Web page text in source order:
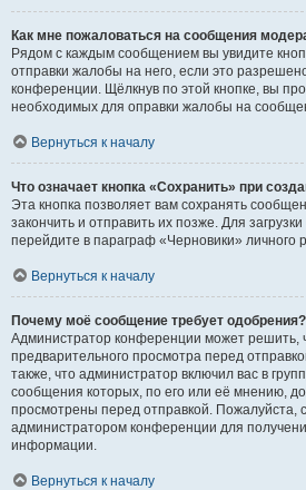
Как мне пожаловаться на сообщения
Рядом с каждым сообщением вы увидите
отправки жалобы на него, если это
конференции. Щёлкнув по этой кнопке, вы
необходимых для оправки жалобы на
Вернуться к началу
Что означает кнопка «Сохранить» при
Эта кнопка позволяет вам сохранять
закончить и отправить их позже. Для
перейдите в параграф «Черновики» личного
Вернуться к началу
Почему моё сообщение требует одобрения?
Администратор конференции может решить,
предварительного просмотра перед
также, что администратор включил вас в
сообщения которых, по его или её мнению,
просмотрены перед отправкой. Пожалуйста,
администратором конференции для
информации.
Вернуться к началу